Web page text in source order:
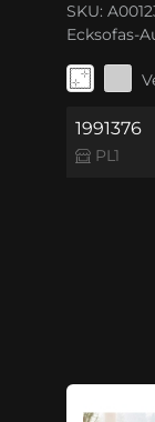
SKU:
Ecksofas-
1991376
PL1